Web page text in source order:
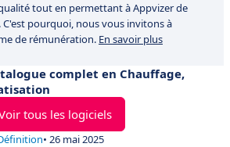
tout en permettant à Appvizer de
C'est pourquoi, nous vous invitons à
de rémunération. En savoir plus
complet en Chauffage,
tous les logiciels
• 26 mai 2025